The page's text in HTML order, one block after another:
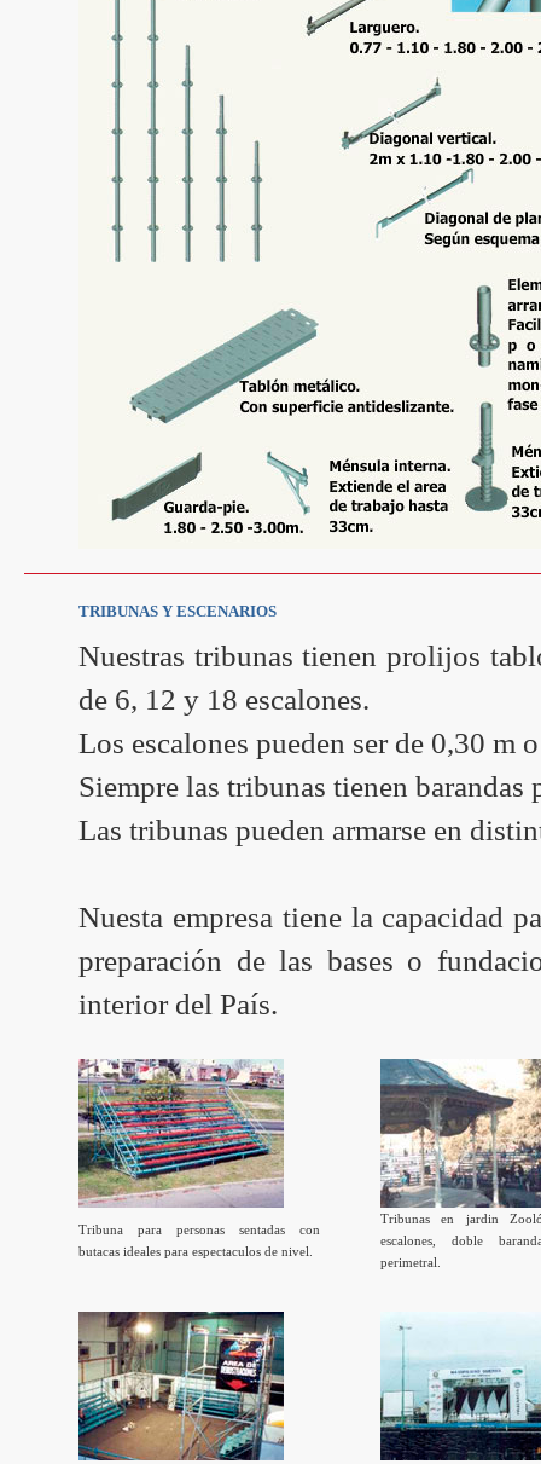
TRIBUNAS Y ESCENARIOS
Nuestras tribunas tienen prolijos
de 6, 12 y 18 escalones.
Los escalones pueden ser de 0,30 m
Siempre las tribunas tienen barandas
Las tribunas pueden armarse en
Nuesta empresa tiene la capacidad
preparación de las bases o
interior del País.
Tribuna para personas sentadas con
butacas ideales para espectaculos de nivel.
Tribunas en jardin
escalones, doble
perimetral.